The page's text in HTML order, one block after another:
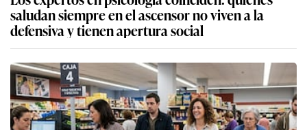
saludan siempre en el ascensor no viven a la
defensiva y tienen apertura social